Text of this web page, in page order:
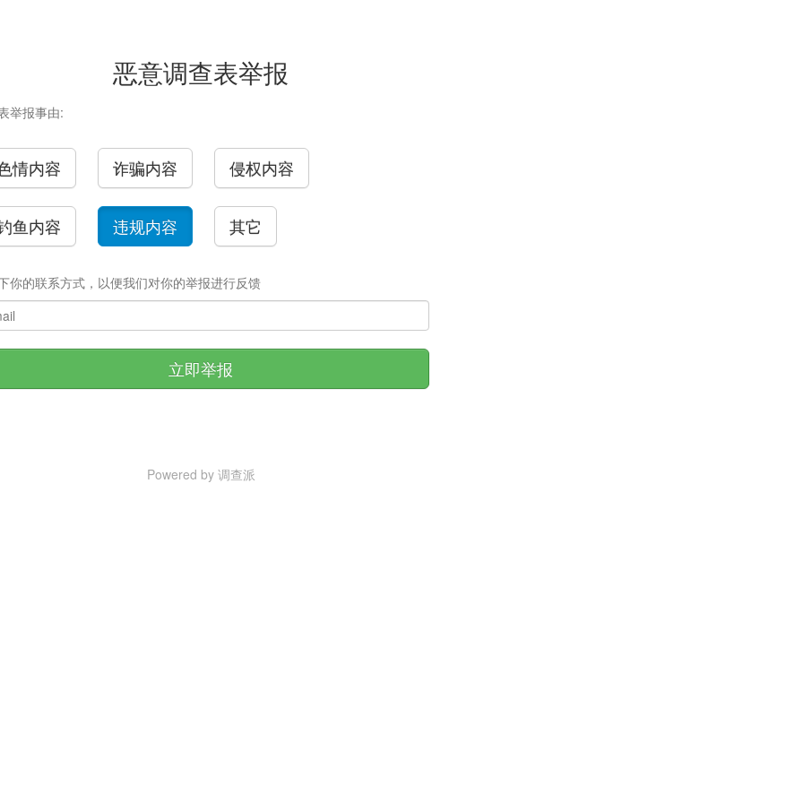
恶意调查表举报
举报事由:
情内容 诈骗内容 侵权内容
鱼内容 违规内容 其它
你的联系方式，以便我们对你的举报进行反馈
立即举报
Powered by 调查派